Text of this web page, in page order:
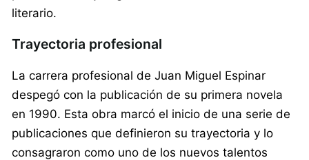
literario.
Trayectoria profesional
La carrera profesional de Juan Miguel Espinar
despegó con la publicación de su primera novela
en 1990. Esta obra marcó el inicio de una serie de
publicaciones que definieron su trayectoria y lo
consagraron como uno de los nuevos talentos